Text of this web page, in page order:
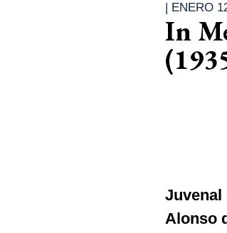
ENERO
In
Juvenal
Alonso